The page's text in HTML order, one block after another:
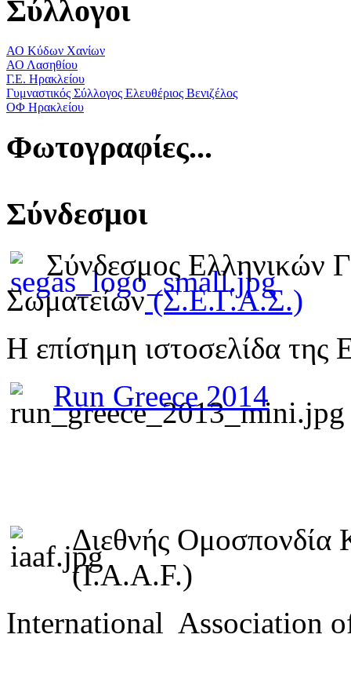
Σύλλογοι
ΑΟ Κύδων Χανίων
ΑΟ Λασηθίου
Γ.Ε. Ηρακλείου
Γυμναστικός Σύλλογος Ελευθέριος Βενιζέλος
ΟΦ Ηρακλείου
Φωτογραφίες...
Σύνδεσμοι
Σύνδεσμος Ελληνικών
Σωματείων (Σ.Ε.Γ.Α.Σ.)
Η επίσημη ιστοσελίδα της
Run Greece 2014
Διεθνής Ομοσπονδία
(I.A.A.F.)
International Association